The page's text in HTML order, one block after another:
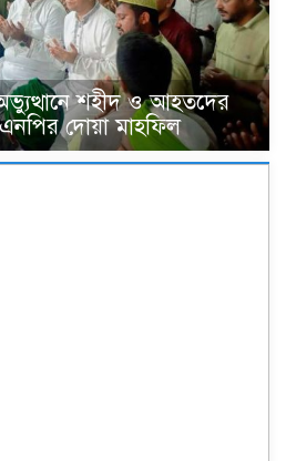
শহীদ ও আহতদের
দোয়া মাহফিল